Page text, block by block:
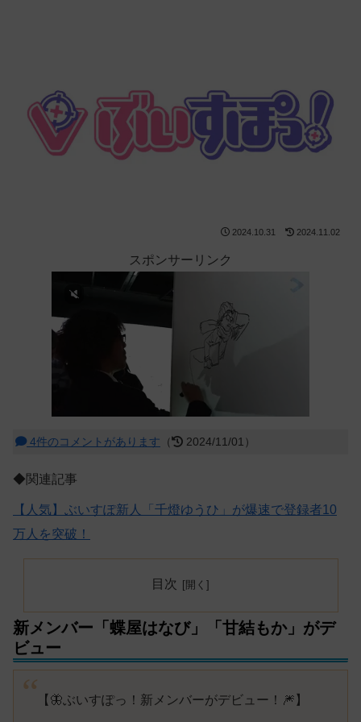
2024.10.31 2024.11.02
スポンサーリンク
4件のコメントがあります （ 2024/11/01）
◆関連記事
【人気】ぶいすぽ新人「千燈ゆうひ」が爆速で登録者10
万人を突破！
目次
新メンバー「蝶屋はなび」「甘結もか」がデ
ビュー
【🦋ぶいすぽっ！新メンバーがデビュー！🎆】